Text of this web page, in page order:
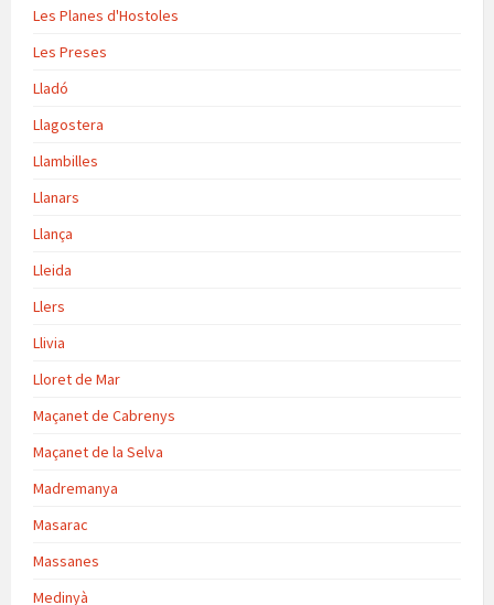
Les Planes d'Hostoles
Les Preses
Lladó
Llagostera
Llambilles
Llanars
Llança
Lleida
Llers
Llivia
Lloret de Mar
Maçanet de Cabrenys
Maçanet de la Selva
Madremanya
Masarac
Massanes
Medinyà